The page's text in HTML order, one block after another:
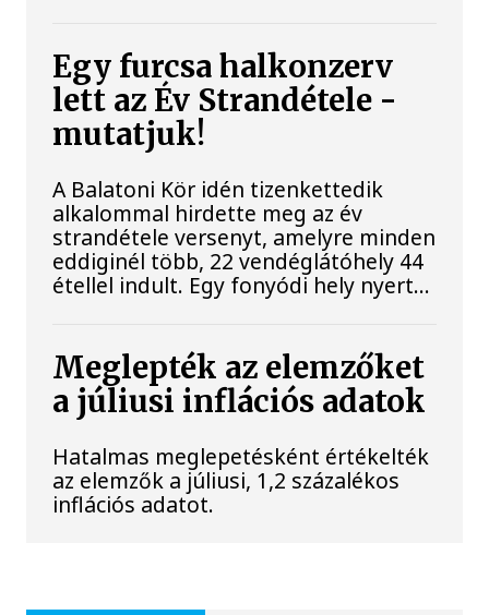
Egy furcsa halkonzerv
lett az Év Strandétele -
mutatjuk!
A Balatoni Kör idén tizenkettedik
alkalommal hirdette meg az év
strandétele versenyt, amelyre minden
eddiginél több, 22 vendéglátóhely 44
étellel indult. Egy fonyódi hely nyert...
Meglepték az elemzőket
a júliusi inflációs adatok
Hatalmas meglepetésként értékelték
az elemzők a júliusi, 1,2 százalékos
inflációs adatot.